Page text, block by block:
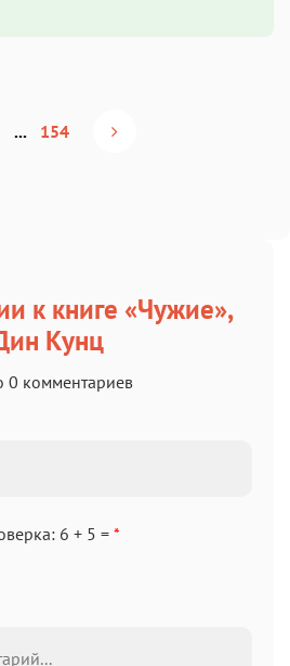
... 154
к книге «Чужие»,
Кунц
0 комментариев
6 + 5 = *